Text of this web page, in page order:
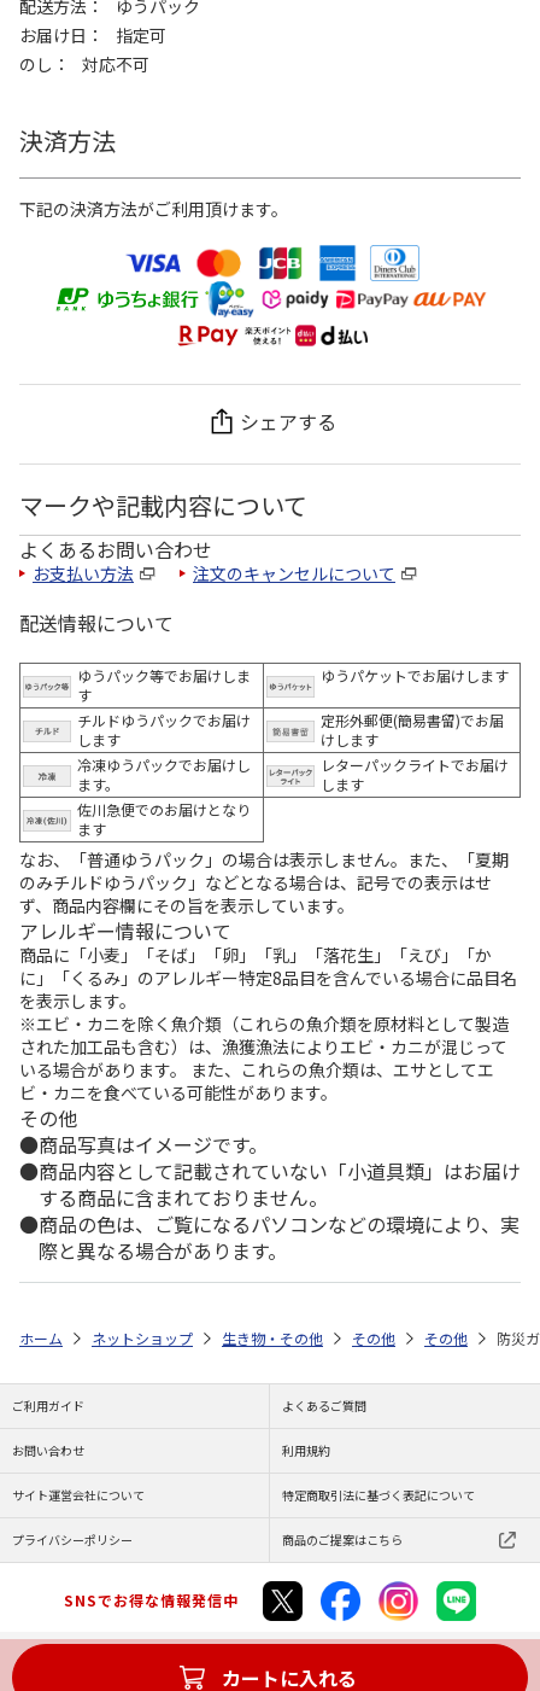
配送方法
ゆうパック
お届け日
指定可
のし
対応不可
決済方法
下記の決済方法がご利用頂けます。
シェアする
マークや記載内容について
よくあるお問い合わせ
お支払い方法 注文のキャンセルについて
配送情報について
ゆうパック等でお届けしま
す
ゆうパケットでお届けします
チルドゆうパックでお届け
します
定形外郵便(簡易書留)でお届
けします
冷凍ゆうパックでお届けし
ます。
レターパックライトでお届け
します
佐川急便でのお届けとなり
ます
なお、「普通ゆうパック」の場合は表示しません。また、「夏期
のみチルドゆうパック」などとなる場合は、記号での表示はせ
ず、商品内容欄にその旨を表示しています。
アレルギー情報について
商品に「小麦」「そば」「卵」「乳」「落花生」「えび」「か
に」「くるみ」のアレルギー特定8品目を含んでいる場合に品目名
を表示します。
※エビ・カニを除く魚介類（これらの魚介類を原材料として製造
された加工品も含む）は、漁獲漁法によりエビ・カニが混じって
いる場合があります。 また、これらの魚介類は、エサとしてエ
ビ・カニを食べている可能性があります。
その他
商品写真はイメージです。
商品内容として記載されていない「小道具類」はお届け
する商品に含まれておりません。
商品の色は、ご覧になるパソコンなどの環境により、実
際と異なる場合があります。
カートに入れる
ホーム ネットショップ 生き物・その他 その他 その他 防災
ご利用ガイド よくあるご質問
お問い合わせ 利用規約
サイト運営会社について 特定商取引法に基づく表記について
プライバシーポリシー 商品のご提案はこちら
SNSでお得な情報発信中